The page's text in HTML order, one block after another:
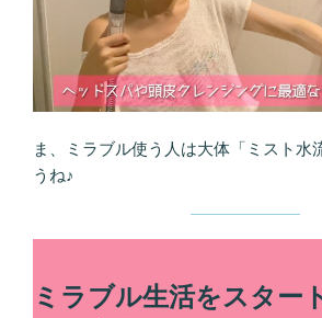
ま、ミラブル使う人は大体「ミスト水
うね♪
ミラブル生活をスター